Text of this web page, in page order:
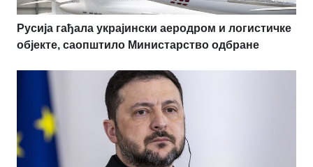
Русија гађала украјински аеродром и логистичке
објекте, саопштило Министарство одбране